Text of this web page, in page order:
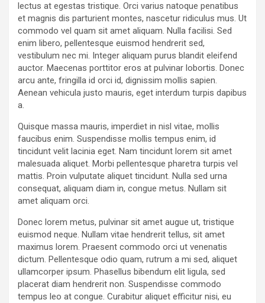
lectus at egestas tristique. Orci varius natoque penatibus
et magnis dis parturient montes, nascetur ridiculus mus. Ut
commodo vel quam sit amet aliquam. Nulla facilisi. Sed
enim libero, pellentesque euismod hendrerit sed,
vestibulum nec mi. Integer aliquam purus blandit eleifend
auctor. Maecenas porttitor eros at pulvinar lobortis. Donec
arcu ante, fringilla id orci id, dignissim mollis sapien.
Aenean vehicula justo mauris, eget interdum turpis dapibus
a.
Quisque massa mauris, imperdiet in nisl vitae, mollis
faucibus enim. Suspendisse mollis tempus enim, id
tincidunt velit lacinia eget. Nam tincidunt lorem sit amet
malesuada aliquet. Morbi pellentesque pharetra turpis vel
mattis. Proin vulputate aliquet tincidunt. Nulla sed urna
consequat, aliquam diam in, congue metus. Nullam sit
amet aliquam orci.
Donec lorem metus, pulvinar sit amet augue ut, tristique
euismod neque. Nullam vitae hendrerit tellus, sit amet
maximus lorem. Praesent commodo orci ut venenatis
dictum. Pellentesque odio quam, rutrum a mi sed, aliquet
ullamcorper ipsum. Phasellus bibendum elit ligula, sed
placerat diam hendrerit non. Suspendisse commodo
tempus leo at congue. Curabitur aliquet efficitur nisi, eu